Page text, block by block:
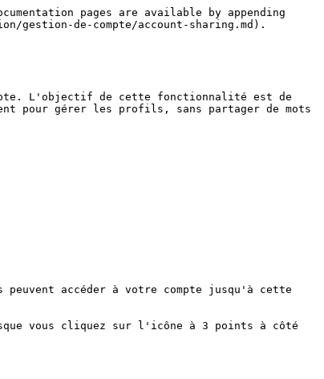
pages are available by appending
gestion-de-compte/account-sharing.md).
L'objectif de cette fonctionnalité est de
pour gérer les profils, sans partager de mots
accéder à votre compte jusqu'à cette
vous cliquez sur l'icône à 3 points à côté